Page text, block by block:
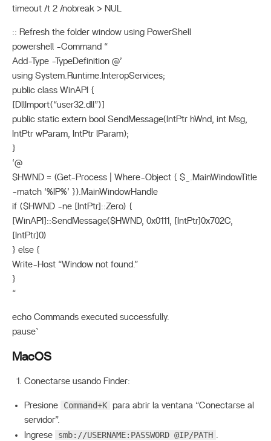
timeout /t 2 /nobreak > NUL
:: Refresh the folder window using PowerShell
powershell -Command “
Add-Type -TypeDefinition @’
using System.Runtime.InteropServices;
public class WinAPI {
[DllImport(“user32.dll”)]
public static extern bool SendMessage(IntPtr hWnd, int Msg,
IntPtr wParam, IntPtr lParam);
}
‘@
$HWND = (Get-Process | Where-Object { $_.MainWindowTitle
-match ‘%IP%’ }).MainWindowHandle
if ($HWND -ne [IntPtr]::Zero) {
[WinAPI]::SendMessage($HWND, 0x0111, [IntPtr]0x702C,
[IntPtr]0)
} else {
Write-Host “Window not found.”
}
“
echo Commands executed successfully.
pause`
MacOS
Conectarse usando Finder:
Presione Command+K para abrir la ventana “Conectarse al
servidor”.
Ingrese
smb://USERNAME:PASSWORD @IP/PATH .